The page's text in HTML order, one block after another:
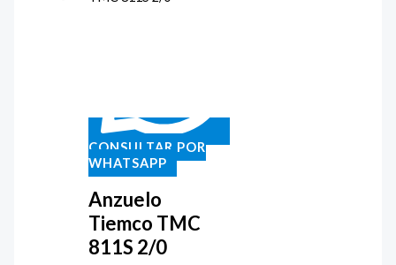
CONSULTAR POR
WHATSAPP
Anzuelo
Tiemco TMC
811S 2/0